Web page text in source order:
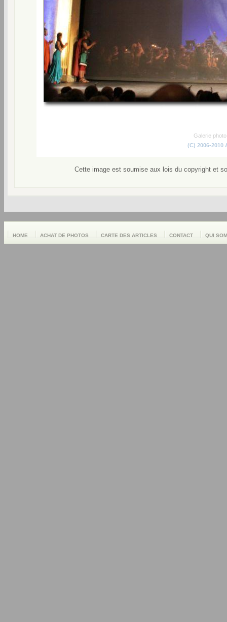
Galerie
(C) 2006-2010
Cette image est soumise aux lois du copyright et
HOME ACHAT DE PHOTOS CARTE DES ARTICLES CONTACT QUI